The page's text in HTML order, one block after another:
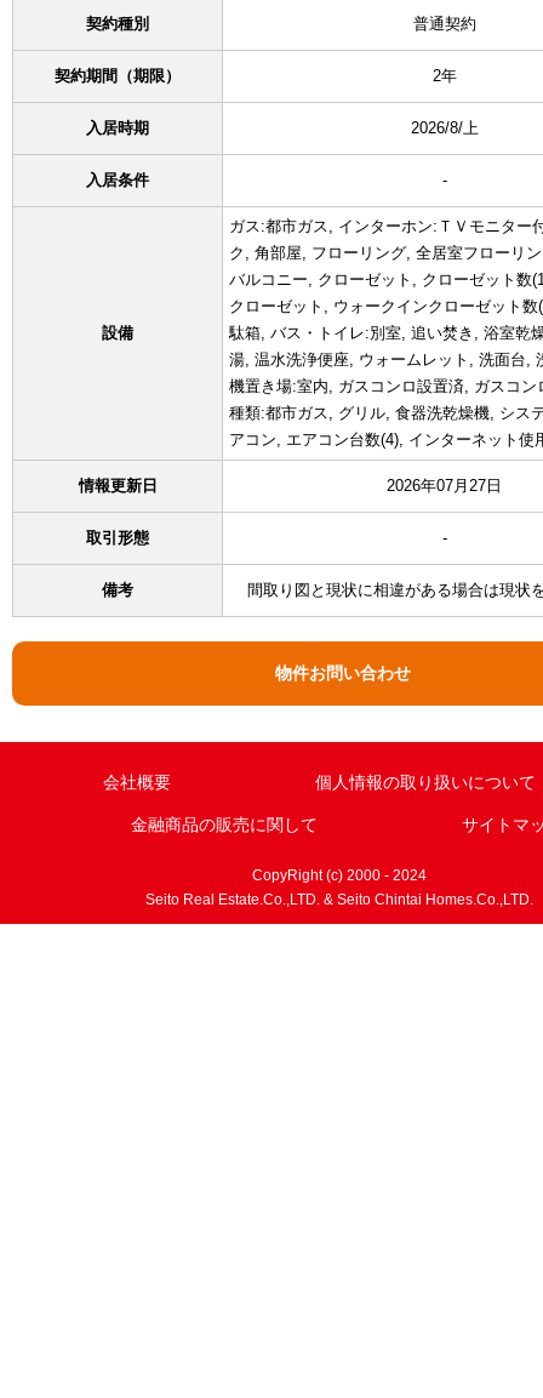
契約種別 普通契約
契約期間（期限） 2年
入居時期 2026/8/上
入居条件 -
設備
ガス:都市ガス, インターホン:ＴＶモニター
ク, 角部屋, フローリング, 全居室フローリ
バルコニー, クローゼット, クローゼット数
クローゼット, ウォークインクローゼット
駄箱, バス・トイレ:別室, 追い焚き, 浴室乾
湯, 温水洗浄便座, ウォームレット, 洗面台,
機置き場:室内, ガスコンロ設置済, ガスコン
種類:都市ガス, グリル, 食器洗乾燥機, シス
アコン, エアコン台数(4), インターネット使
情報更新日 2026年07月27日
取引形態 -
備考 間取り図と現状に相違がある場合は現状
物件お問い合わせ
会社概要 個人情報の取り扱いについて
金融商品の販売に関して サイトマ
CopyRight (c) 2000 - 2024
Seito Real Estate.Co.,LTD. & Seito Chintai Homes.Co.,LTD.